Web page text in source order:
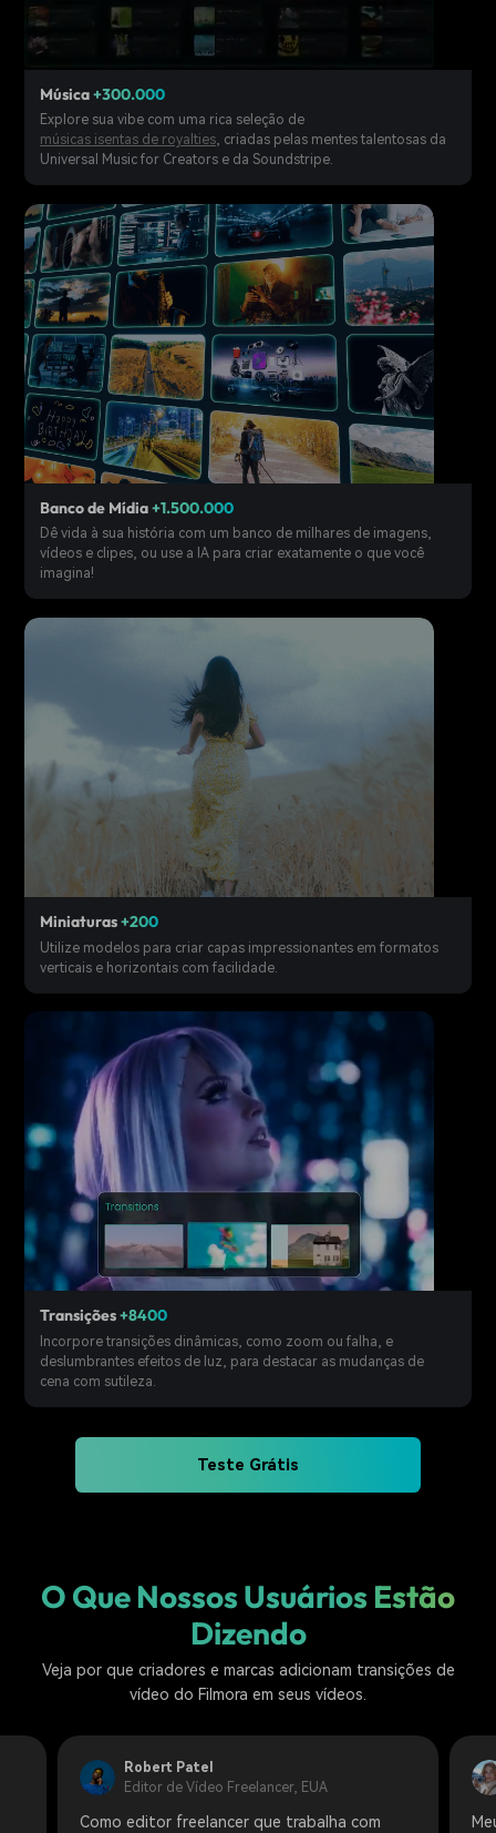
Música+300.000
Explore sua vibe com uma rica seleção de
músicas isentas de royalties, criadas pelas mentes talentosas da
Universal Music for Creators e da Soundstripe.
Banco de Mídia+1.500.000
Dê vida à sua história com um banco de milhares de imagens,
vídeos e clipes, ou use a IA para criar exatamente o que você
imagina!
Miniaturas+200
Utilize modelos para criar capas impressionantes em formatos
verticais e horizontais com facilidade.
Transições+8400
Incorpore transições dinâmicas, como zoom ou falha, e
deslumbrantes efeitos de luz, para destacar as mudanças de
cena com sutileza.
Teste Grátis
O Que Nossos Usuários Estão
Dizendo
Veja por que criadores e marcas adicionam transições de
vídeo do Filmora em seus vídeos.
Robert Patel
Editor de Vídeo Freelancer, EUA
Como editor freelancer que trabalha com